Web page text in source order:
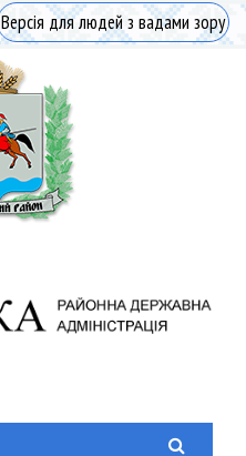
Версія для людей з вадами зору